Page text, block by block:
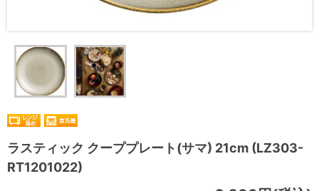
ラスティック クーププレート(サマ) 21cm (LZ303-
RT1201022)